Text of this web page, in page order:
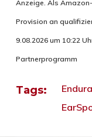
Anzeige. Als
Provision an
9.08.2026 um 10:22
Partnerprogramm
Tags:
Ear